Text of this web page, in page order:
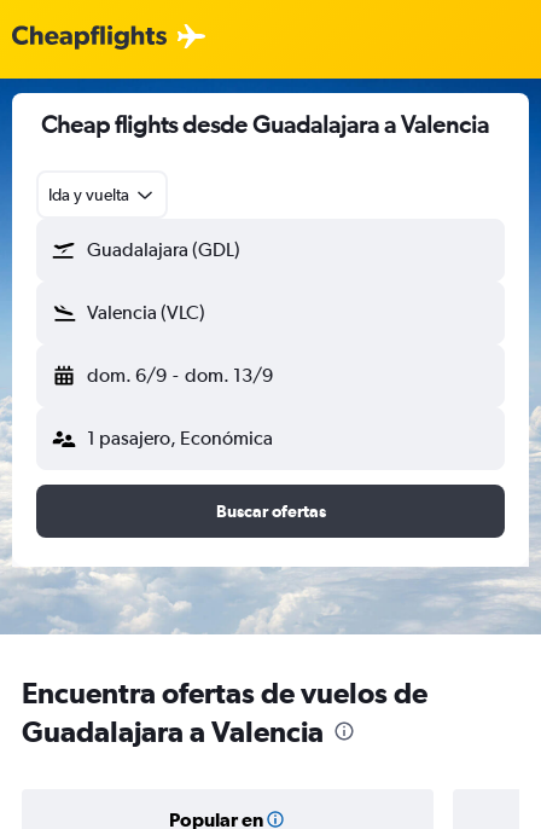
Cheap flights desde Guadalajara a Valencia
Ida y vuelta
Guadalajara (GDL)
Valencia (VLC)
dom. 6/9 - dom. 13/9
1 pasajero, Económica
Buscar ofertas
Encuentra ofertas de vuelos de
Guadalajara a Valencia
Popular en